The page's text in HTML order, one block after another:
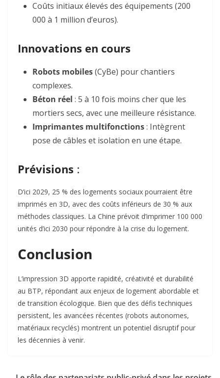
Coûts initiaux élevés des équipements (200
000 à 1 million d’euros).
Innovations en cours
Robots mobiles(CyBe) pour chantiers
complexes.
Béton réel : 5 à 10 fois moins cher que les
mortiers secs, avec une meilleure résistance.
Imprimantes multifonctions: Intègrent
pose de câbles et isolation en une étape.
Prévisions :
D’ici 2029, 25 % des logements sociaux pourraient être
imprimés en 3D, avec des coûts inférieurs de 30 % aux
méthodes classiques. La Chine prévoit d’imprimer 100 000
unités d’ici 2030 pour répondre à la crise du logement.
Conclusion
L’impression 3D apporte rapidité, créativité et durabilité
au BTP, répondant aux enjeux de logement abordable et
de transition écologique. Bien que des défis techniques
persistent, les avancées récentes (robots autonomes,
matériaux recyclés) montrent un potentiel disruptif pour
les décennies à venir.